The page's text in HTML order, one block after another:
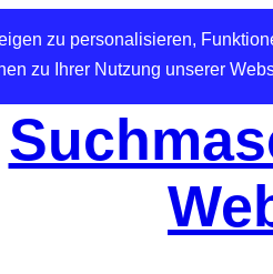
zu personalisieren,
zu Ihrer Nutzung unserer